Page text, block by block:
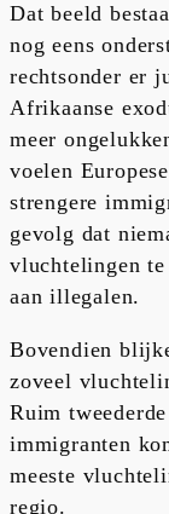
Dat beeld
nog eens
rechtsonder er
Afrikaanse
meer
voelen
strengere
gevolg dat
vluchtelingen
aan illegalen.
Bovendien
zoveel
Ruim
immigranten
meeste
regio.